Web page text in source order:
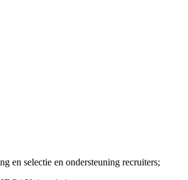
en selectie en ondersteuning recruiters;